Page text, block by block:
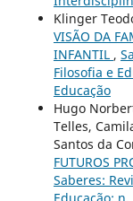
Klinger
VISÃO DA
INFANTIL ,
Filosofia e
Educação
Hugo
Telles,
Santos da
FUTUROS
Saberes:
Educação: